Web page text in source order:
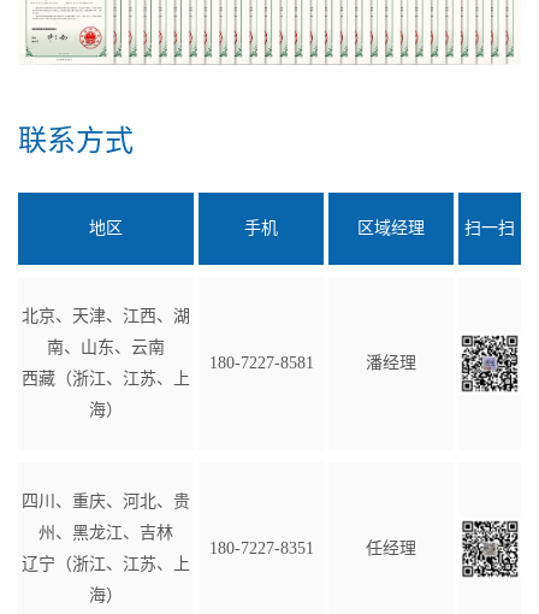
联系方式
地区 手机 区域经理 扫一扫
北京、天津、江西、湖
南、山东、云南
西藏（浙江、江苏、上
海）
180-7227-8581 潘经理
四川、重庆、河北、贵
州、黑龙江、吉林
辽宁（浙江、江苏、上
海）
180-7227-8351 任经理